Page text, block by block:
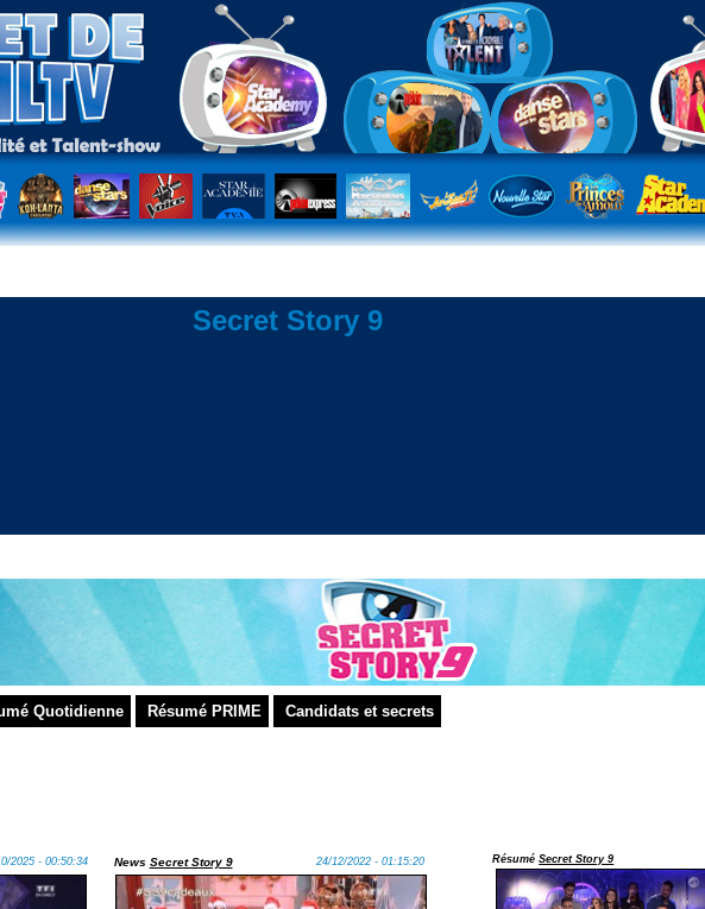
Secret Story 9
Quotidienne Résumé PRIME Candidats et secrets
2025 - 00:50:34 News Secret Story 9 24/12/2022 - 01:15:20 RésuméSecret Story 9